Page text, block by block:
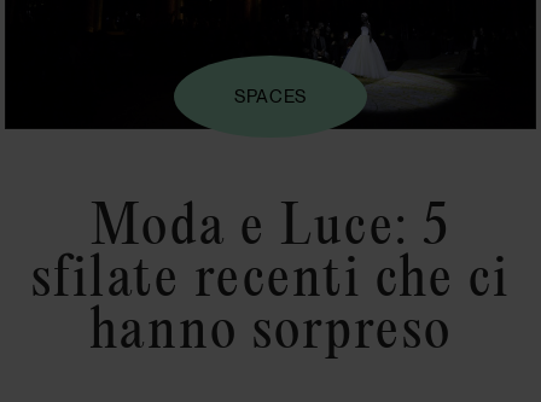
SPACES
Moda e Luce: 5
sfilate recenti che ci
hanno sorpreso